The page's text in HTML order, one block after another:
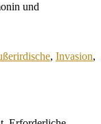
und
, Invasion,